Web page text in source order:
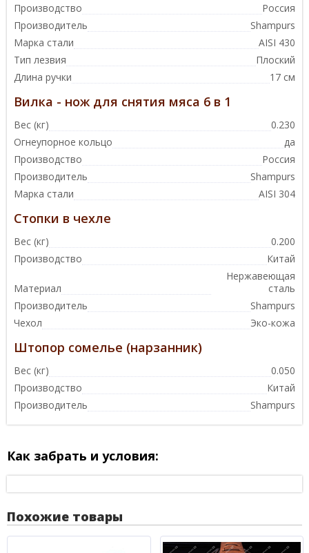
Производство
Россия
Производитель
Shampurs
Марка стали
AISI 430
Тип лезвия
Плоский
Длина ручки
17 см
Вилка - нож для снятия мяса 6 в 1
Вес (кг)
0.230
Огнеупорное кольцо
да
Производство
Россия
Производитель
Shampurs
Марка стали
AISI 304
Стопки в чехле
Вес (кг)
0.200
Производство
Китай
Материал
Нержавеющая
сталь
Производитель
Shampurs
Чехол
Эко-кожа
Штопор сомелье (нарзанник)
Вес (кг)
0.050
Производство
Китай
Производитель
Shampurs
Как забрать и условия:
Похожие товары